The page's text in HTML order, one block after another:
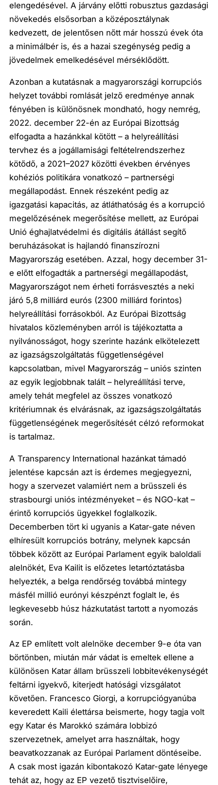
elengedésével. A járvány előtti robusztus gazdasági
növekedés elsősorban a középosztálynak
kedvezett, de jelentősen nőtt már hosszú évek óta
a minimálbér is, és a hazai szegénység pedig a
jövedelmek emelkedésével mérséklődött.
Azonban a kutatásnak a magyarországi korrupciós
helyzet további romlását jelző eredménye annak
fényében is különösnek mondható, hogy nemrég,
2022. december 22-én az Európai Bizottság
elfogadta a hazánkkal kötött – a helyreállítási
tervhez és a jogállamisági feltételrendszerhez
kötődő, a 2021–2027 közötti években érvényes
kohéziós politikára vonatkozó – partnerségi
megállapodást. Ennek részeként pedig az
igazgatási kapacitás, az átláthatóság és a korrupció
megelőzésének megerősítése mellett, az Európai
Unió éghajlatvédelmi és digitális átállást segítő
beruházásokat is hajlandó finanszírozni
Magyarország esetében. Azzal, hogy december 31-
e előtt elfogadták a partnerségi megállapodást,
Magyarországot nem érheti forrásvesztés a neki
járó 5,8 milliárd eurós (2300 milliárd forintos)
helyreállítási forrásokból. Az Európai Bizottság
hivatalos közleményben arról is tájékoztatta a
nyilvánosságot, hogy szerinte hazánk elkötelezett
az igazságszolgáltatás függetlenségével
kapcsolatban, mivel Magyarország – uniós szinten
az egyik legjobbnak talált – helyreállítási terve,
amely tehát megfelel az összes vonatkozó
kritériumnak és elvárásnak, az igazságszolgáltatás
függetlenségének megerősítését célzó reformokat
is tartalmaz.
A Transparency International hazánkat támadó
jelentése kapcsán azt is érdemes megjegyezni,
hogy a szervezet valamiért nem a brüsszeli és
strasbourgi uniós intézményeket – és NGO-kat –
érintő korrupciós ügyekkel foglalkozik.
Decemberben tört ki ugyanis a Katar-gate néven
elhíresült korrupciós botrány, melynek kapcsán
többek között az Európai Parlament egyik baloldali
alelnökét, Eva Kailit is előzetes letartóztatásba
helyezték, a belga rendőrség továbbá mintegy
másfél millió eurónyi készpénzt foglalt le, és
legkevesebb húsz házkutatást tartott a nyomozás
során.
Az EP említett volt alelnöke december 9-e óta van
börtönben, miután már vádat is emeltek ellene a
különösen Katar állam brüsszeli lobbitevékenységét
feltárni igyekvő, kiterjedt hatósági vizsgálatot
követően. Francesco Giorgi, a korrupciógyanúba
keveredett Kaili élettársa beismerte, hogy tagja volt
egy Katar és Marokkó számára lobbizó
szervezetnek, amelyet arra használtak, hogy
beavatkozzanak az Európai Parlament döntéseibe.
A csak most igazán kibontakozó Katar-gate lényege
tehát az, hogy az EP vezető tisztviselőire,